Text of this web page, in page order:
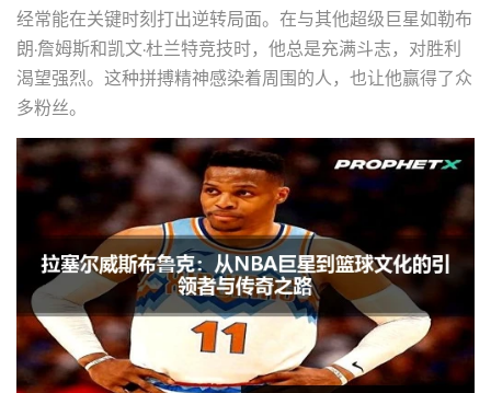
经常能在关键时刻打出逆转局面。在与其他超级巨星如勒布
朗·詹姆斯和凯文·杜兰特竞技时，他总是充满斗志，对胜利
渴望强烈。这种拼搏精神感染着周围的人，也让他赢得了众
多粉丝。